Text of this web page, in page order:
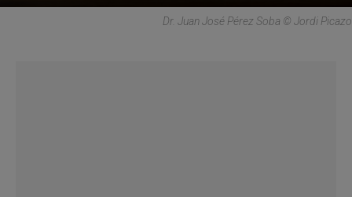
Dr. Juan José Pérez Soba © Jordi Picazo